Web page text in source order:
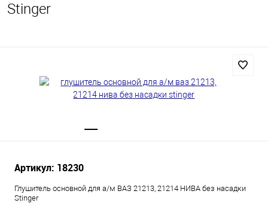
Stinger
Артикул: 18230
Глушитель основной для а/м ВАЗ 21213, 21214 НИВА без насадки
Stinger